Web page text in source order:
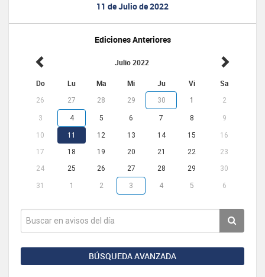
11 de Julio de 2022
Ediciones Anteriores
Julio 2022
Do Lu Ma Mi Ju Vi Sa
26 27 28 29 30 1 2
3 4 5 6 7 8 9
10 11 12 13 14 15
16
17
18 19 20 21 22
23
24
25 26 27 28 29 30
31 1 2 3 4 5 6
BÚSQUEDA AVANZADA